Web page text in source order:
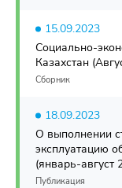
15.09.2023
Социально-
Казахстан
Сборник
18.09.2023
О выполнении
эксплуатацию
(январь-август
Публикация